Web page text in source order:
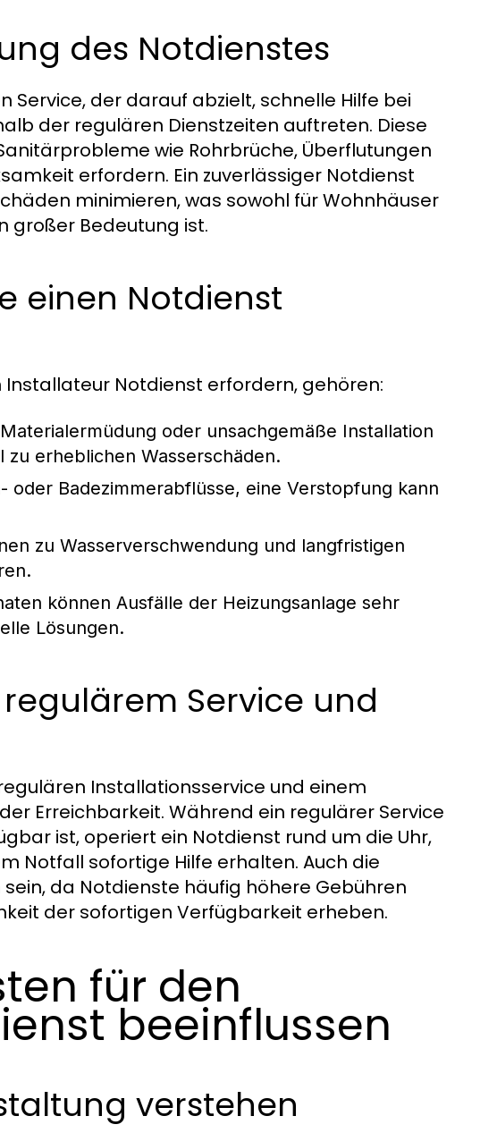
des Notdienstes
Service, der darauf abzielt, schnelle Hilfe bei
der regulären Dienstzeiten auftreten. Diese
wie Rohrbrüche, Überflutungen
erfordern. Ein zuverlässiger Notdienst
minimieren, was sowohl für Wohnhäuser
großer Bedeutung ist.
einen Notdienst
Notdienst erfordern, gehören:
oder unsachgemäße Installation
erheblichen Wasserschäden.
oder Badezimmerabflüsse, eine Verstopfung kann
zu Wasserverschwendung und langfristigen
können Ausfälle der Heizungsanlage sehr
Lösungen.
Service und
Installationsservice und einem
Erreichbarkeit. Während ein regulärer Service
ist, operiert ein Notdienst rund um die Uhr,
Notfall sofortige Hilfe erhalten. Auch die
da Notdienste häufig höhere Gebühren
der sofortigen Verfügbarkeit erheben.
für den
beeinflussen
verstehen